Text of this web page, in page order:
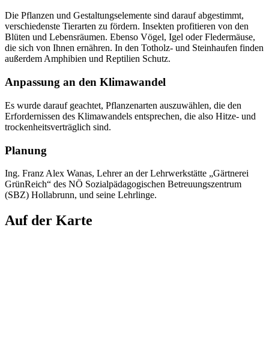
Die Pflanzen und Gestaltungselemente sind darauf abgestimmt,
verschiedenste Tierarten zu fördern. Insekten profitieren von den
Blüten und Lebensräumen. Ebenso Vögel, Igel oder Fledermäuse,
die sich von Ihnen ernähren. In den Totholz- und Steinhaufen finden
außerdem Amphibien und Reptilien Schutz.
Anpassung an den Klimawandel
Es wurde darauf geachtet, Pflanzenarten auszuwählen, die den
Erfordernissen des Klimawandels entsprechen, die also Hitze- und
trockenheitsverträglich sind.
Planung
Ing. Franz Alex Wanas, Lehrer an der Lehrwerkstätte „Gärtnerei
GrünReich“ des NÖ Sozialpädagogischen Betreuungszentrum
(SBZ) Hollabrunn, und seine Lehrlinge.
Auf der Karte